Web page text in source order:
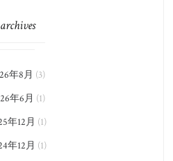
archives
年8月 (3)
年6月 (1)
年12月 (1)
年12月 (1)